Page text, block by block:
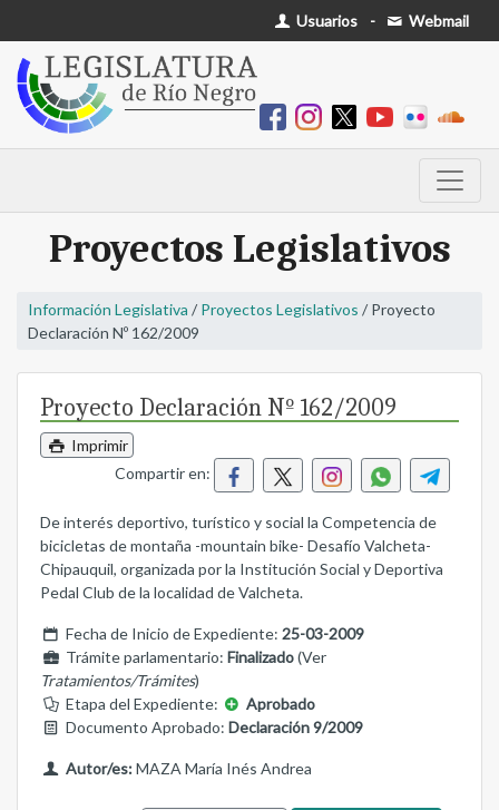
Usuarios - Webmail
Proyectos Legislativos
Información Legislativa / Proyectos Legislativos / Proyecto
Declaración Nº 162/2009
Proyecto Declaración Nº 162/2009
Imprimir
Compartir en:
De interés deportivo, turístico y social la Competencia de
bicicletas de montaña -mountain bike- Desafío Valcheta-
Chipauquil, organizada por la Institución Social y Deportiva
Pedal Club de la localidad de Valcheta.
Fecha de Inicio de Expediente: 25-03-2009
Trámite parlamentario: Finalizado(Ver
Tratamientos/Trámites)
Etapa del Expediente:
Aprobado
Documento Aprobado: Declaración 9/2009
Autor/es:MAZA María Inés Andrea